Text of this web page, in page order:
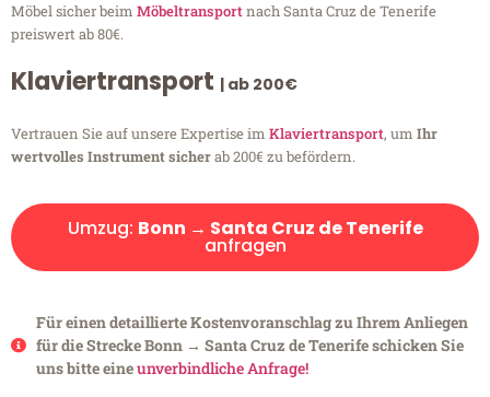
Möbel sicher beim Möbeltransportnach Santa Cruz de Tenerife
preiswert ab 80€.
Klaviertransport | ab 200€
Vertrauen Sie auf unsere Expertise im Klaviertransport, um Ihr
wertvolles Instrument sicherab 200€ zu befördern.
Umzug: Bonn → Santa Cruz de Tenerife
anfragen
Für einen detaillierte Kostenvoranschlag zu Ihrem Anliegen
für die Strecke Bonn → Santa Cruz de Tenerife schicken Sie
uns bitte eineunverbindliche Anfrage!